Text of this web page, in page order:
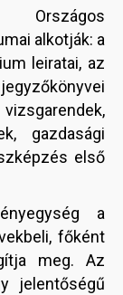
Országos
alkotják: a
leiratai, az
gazdasági
első
a
főként
meg. Az
jelentőségű